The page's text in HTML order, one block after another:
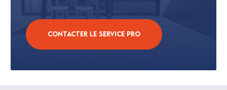
Contacter le service pro